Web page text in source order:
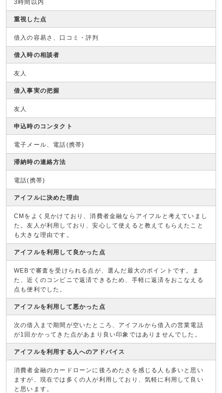
3時間以内
重視した点
借入の容易さ、口コミ・評判
借入時の相談者
友人
借入事実の把握
友人
申込時のコンタクト
電子メール、電話(携帯)
滞納時の連絡方法
電話(携帯)
アイフルに決めた理由
CMをよく見かけており、消費者金融ならアイフルと考えていまし
た。友人が利用しており、安心して使えると教えてもらえたこと
も大きな理由です。
アイフルを利用して良かった点
WEBで審査を受けられる点が、選んだ最大のポイントです。ま
た、近くのコンビニで返済できるため、手軽に返済をおこなえる
点も便利でした。
アイフルを利用して悪かった点
次の借入まで期間が空いたところ、アイフルから借入の営業電話
が1回かかってきた点があまり良い印象ではありませんでした。
アイフルを利用する人へのアドバイス
消費者金融のカードローンに後ろめたさを感じる人も多いと思い
ますが、現在では多くの人が利用しており、気軽に利用して良い
と思います。